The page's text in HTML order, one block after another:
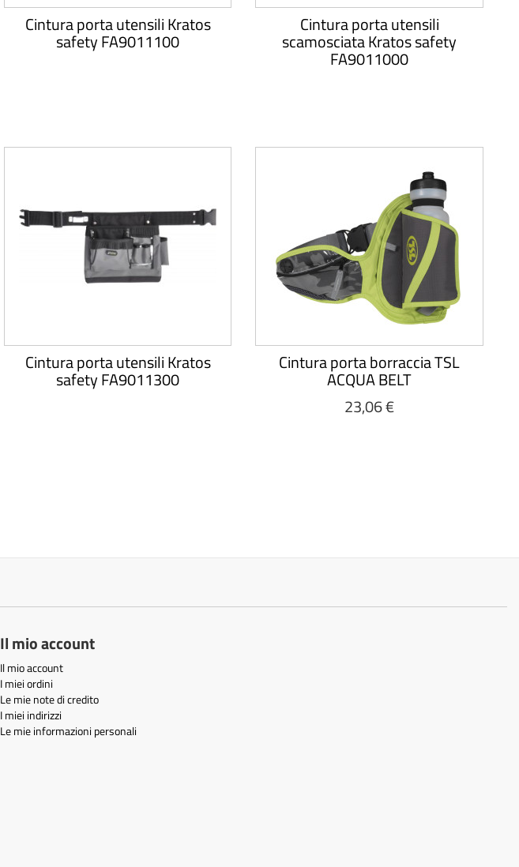
Cintura porta utensili Kratos
safety FA9011100
Cintura porta utensili
scamosciata Kratos safety
FA9011000
Cintura porta utensili Kratos
safety FA9011300
Cintura porta borraccia TSL
ACQUA BELT
23,06 €
Il mio account
Il mio account
I miei ordini
Le mie note di credito
I miei indirizzi
Le mie informazioni personali